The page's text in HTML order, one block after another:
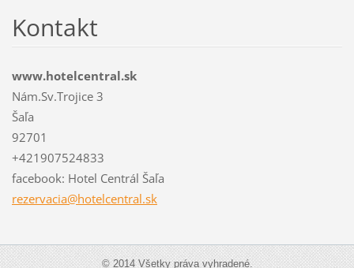
Kontakt
www.hotelcentral.sk
Nám.Sv.Trojice 3
Šaľa
92701
+421907524833
facebook: Hotel Centrál Šaľa
rezervacia@hotelcentral.sk
© 2014 Všetky práva vyhradené.